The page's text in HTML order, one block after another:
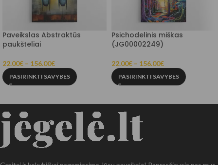
Paveikslas Abstraktūs
paukšteliai
22.00€ – 156.00€
PASIRINKTI SAVYBES
Psichodelinis miškas
(JG00002249)
22.00€ – 156.00€
PASIRINKTI SAVYBES